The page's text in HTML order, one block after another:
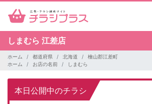
しまむら 江差店
ホーム 都道府県 北海道
檜山郡江差町
ホーム
お店の名前 しまむら
本日公開中のチラシ